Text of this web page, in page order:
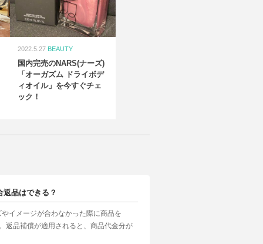
2022.5.27 BEAUTY
国内完売のNARS(ナーズ)
「オーガズム ドライボデ
ィオイル」を今すぐチェ
ック！
品はできる？
イメージが合わなかった際に商品を
返品補償が適用されると、商品代金分が